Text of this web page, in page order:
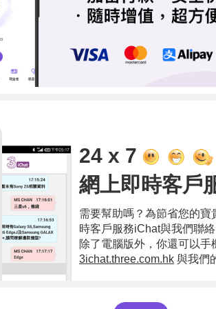
24 x 7
網上即時客戶
需要幫助嗎？為節省您的寶
時客戶服務iChat與我們聯絡
除了電腦版外，你還可以手
3ichat.three.com.hk 與我們